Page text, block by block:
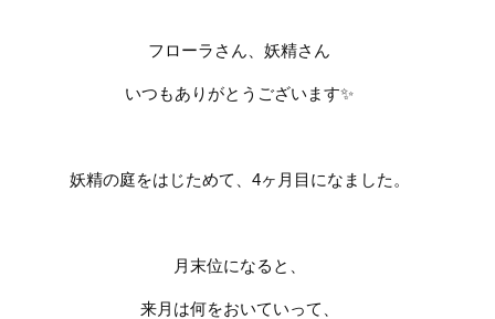
フローラさん、妖精さん
いつもありがとうございます✨
妖精の庭をはじためて、 4ヶ月目になました。
月末位になると、
来月は何をおいていって、